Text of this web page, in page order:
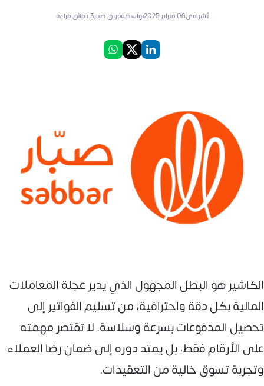
نُشر في06 فبراير 2025 بواسطةفريق صبار3دقائق قراءة
الكاشير هو البطل المجهول الذي يدير عجلة المعاملات
المالية بكل دقة واحترافية، من تسليم الفواتير إلى
تحصيل المدفوعات بسرعة وسلاسة. لا تقتصر مهمته
على الأرقام فقط، بل يمتد دوره إلى ضمان رضا العملاء
وتجربة تسوق خالية من التعقيدات.